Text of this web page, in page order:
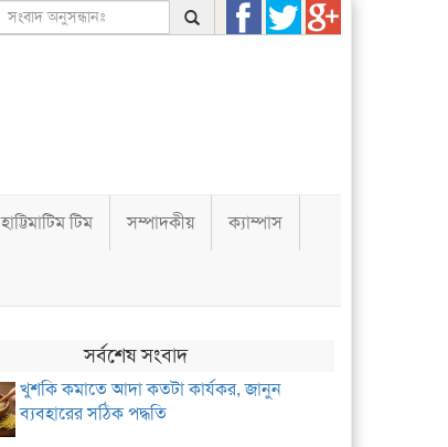
হাট্টিমাটিম টিম সম্পাদকীয় ক্যাম্পাস
সর্বশেষ সংবাদ
খুশকি কমাতে আদা কতটা কার্যকর, জানুন
ব্যবহারের সঠিক পদ্ধতি